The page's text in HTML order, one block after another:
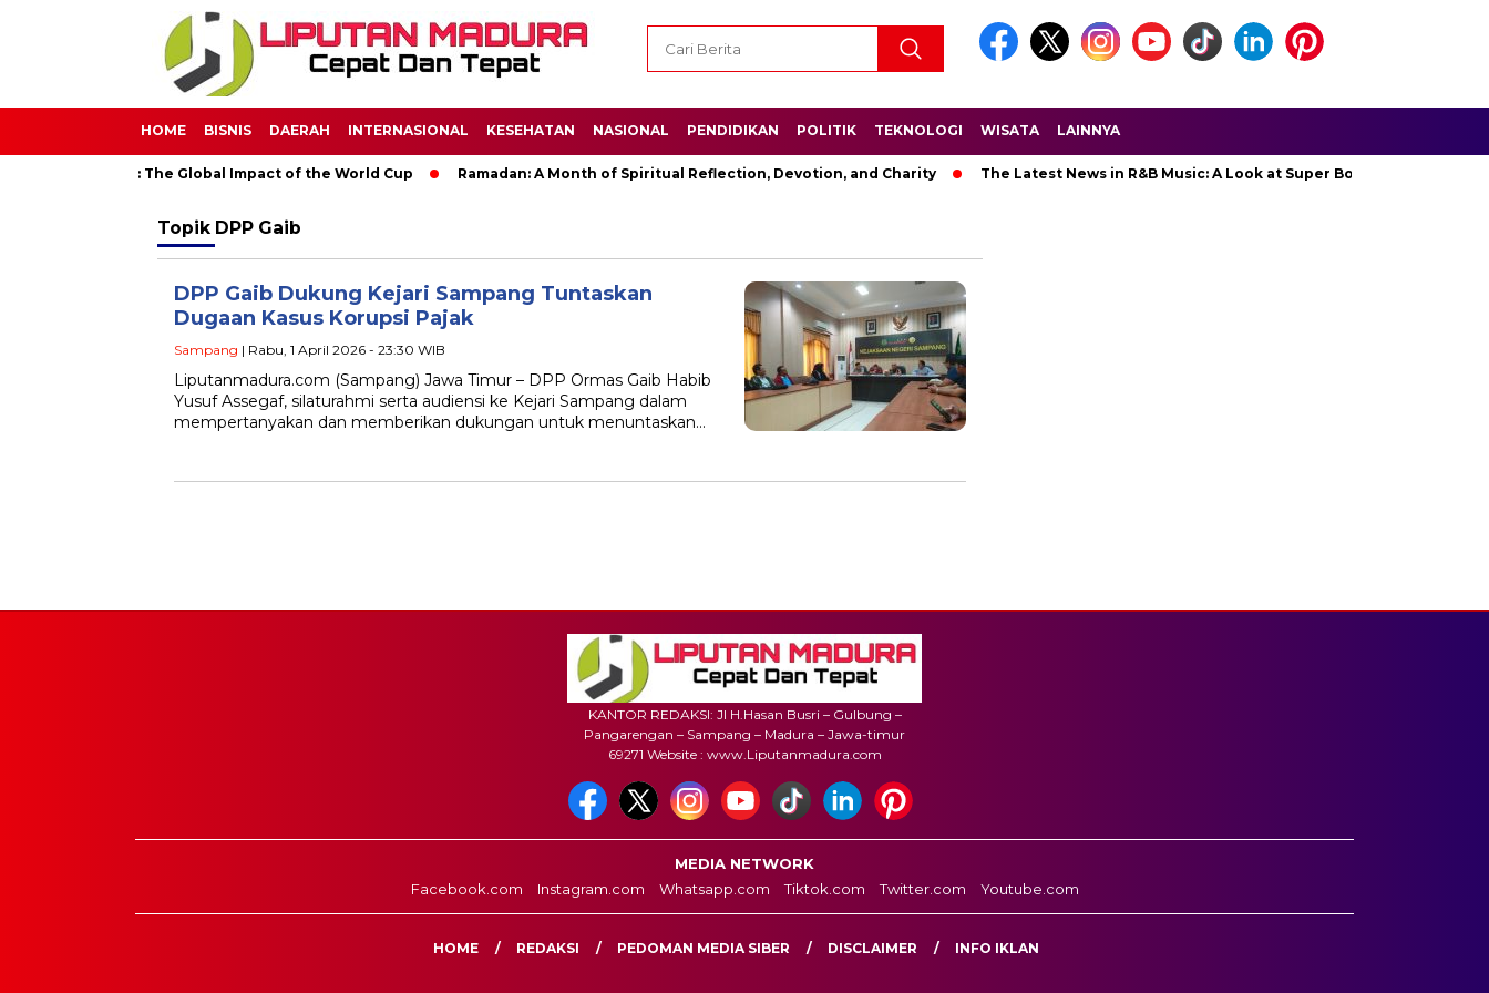
HOME BISNIS DAERAH INTERNASIONAL KESEHATAN NASIONAL PENDIDIKAN POLITIK TEKNOLOGI WISATA LAINNYA
Soccer: The Global Impact of the World Cup Ramadan: A Month of Spiritual Reflection, Devotion, and Charity The Latest News in R&B Music: A Look at Super Bowl Performances,
Topik DPP Gaib
DPP Gaib Dukung Kejari Sampang Tuntaskan
Dugaan Kasus Korupsi Pajak
Sampang | Rabu, 1 April 2026 - 23:30 WIB
Liputanmadura.com (Sampang) Jawa Timur – DPP Ormas Gaib Habib
Yusuf Assegaf, silaturahmi serta audiensi ke Kejari Sampang dalam
mempertanyakan dan memberikan dukungan untuk menuntaskan…
KANTOR REDAKSI: Jl H.Hasan Busri – Gulbung –
Pangarengan – Sampang – Madura – Jawa-timur
69271 Website : www.Liputanmadura.com
MEDIA NETWORK
Facebook.com
Instagram.com Whatsapp.com Tiktok.com Twitter.com Youtube.com
HOME REDAKSI PEDOMAN MEDIA SIBER DISCLAIMER INFO IKLAN